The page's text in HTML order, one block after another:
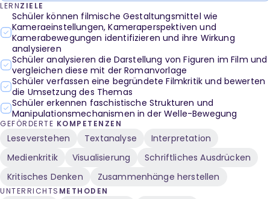
LERNZIELE
Schüler können filmische Gestaltungsmittel wie
Kameraeinstellungen, Kameraperspektiven und
Kamerabewegungen identifizieren und ihre Wirkung
analysieren
Schüler analysieren die Darstellung von Figuren im Film und
vergleichen diese mit der Romanvorlage
Schüler verfassen eine begründete Filmkritik und bewerten
die Umsetzung des Themas
Schüler erkennen faschistische Strukturen und
Manipulationsmechanismen in der Welle-Bewegung
GEFÖRDERTE KOMPETENZEN
Leseverstehen Textanalyse
Interpretation
Medienkritik
Visualisierung
Schriftliches Ausdrücken
Kritisches Denken
Zusammenhänge herstellen
UNTERRICHTS METHODEN